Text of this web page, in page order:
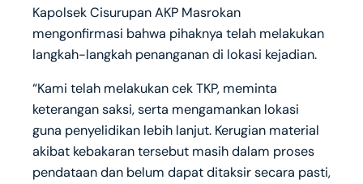
Kapolsek Cisurupan AKP Masrokan
mengonfirmasi bahwa pihaknya telah melakukan
langkah-langkah penanganan di lokasi kejadian.
“Kami telah melakukan cek TKP, meminta
keterangan saksi, serta mengamankan lokasi
guna penyelidikan lebih lanjut. Kerugian material
akibat kebakaran tersebut masih dalam proses
pendataan dan belum dapat ditaksir secara pasti,